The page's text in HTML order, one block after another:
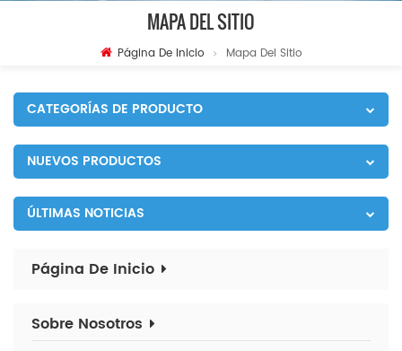
MAPA DEL SITIO
Página De Inicio Mapa Del Sitio
CATEGORÍAS DE PRODUCTO
NUEVOS PRODUCTOS
ÚLTIMAS NOTICIAS
Página De Inicio
Sobre Nosotros